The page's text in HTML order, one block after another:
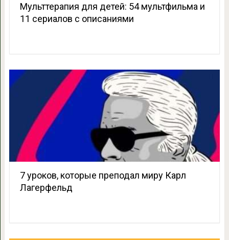
Мульттерапия для детей: 54 мультфильма и
11 сериалов с описаниями
7 уроков, которые преподал миру Карл
Лагерфельд